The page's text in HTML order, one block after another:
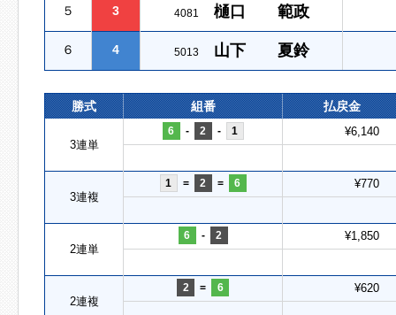
５ 3 4081 樋口 範政
６ 4 5013 山下 夏鈴
勝式 組番 払戻金
3連単
6 - 2 - 1 ¥6,140
3連複
1 = 2 = 6 ¥770
2連単
6 - 2 ¥1,850
2連複
2 = 6 ¥620